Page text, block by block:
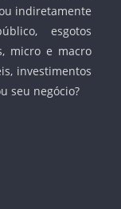
indiretamente
esgotos
micro e macro
investimentos
seu negócio?